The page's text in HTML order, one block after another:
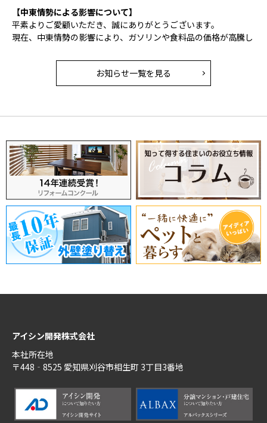
【中東情勢による影響について】
平素よりご愛顧いただき、誠にありがとうございます。
現在、中東情勢の影響により、ガソリンや食料品の価格が高騰し
にも影響が及んでおります。
そのため、資材の供給が不安定となり、出荷制限や納期遅延が発
生しております。今後の情勢次第では、さらに影響が拡大する可
相談への対応・アドバイスをさせていただきます。よろしくお願
いいたします。
2026年04月06日
【ゴールデンウィーク休業のお知らせ】
下記の期間をゴールデンウィーク休業とさせていただきます。
●2026年4月28日（火）～5月5日（火）
お問い合わせの返信などは5月6日（水）より順次対応いたします
が、それまでお時間がかかる場合がございます。
【年末年始休業のお知らせ】
下記の期間を年末年始休業とさせていただきます。
●2025年12月28日（日）～2026年1月5日（月）
が、それまでお時間がかかる場合がございます。
ご容赦いただけますよう、よろしくお願いいたします。
お知らせ一覧を見る
アイシン開発株式会社
本社所在地
〒448‐8525 愛知県刈谷市相生町 3丁目3番地